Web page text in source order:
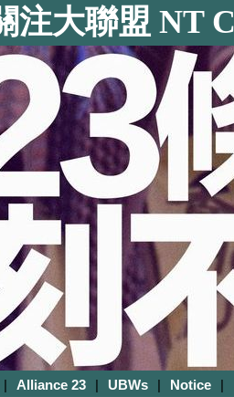
注大聯盟 NT
| Alliance 23 | UBWs | Notice |